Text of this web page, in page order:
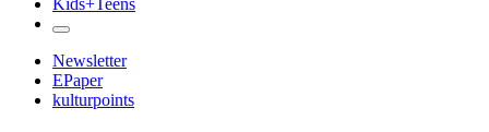
Kids+Teens
Newsletter
EPaper
kulturpoints